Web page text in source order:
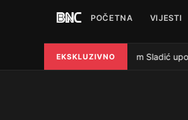
POČETNA VIJESTI
EKSKLUZIVNO
● Nedim Sladić